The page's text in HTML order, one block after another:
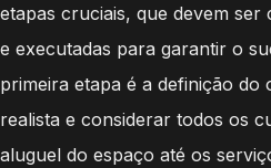
etapas cruciais, que devem ser
e executadas para garantir o
primeira etapa é a definição do
realista e considerar todos os
aluguel do espaço até os